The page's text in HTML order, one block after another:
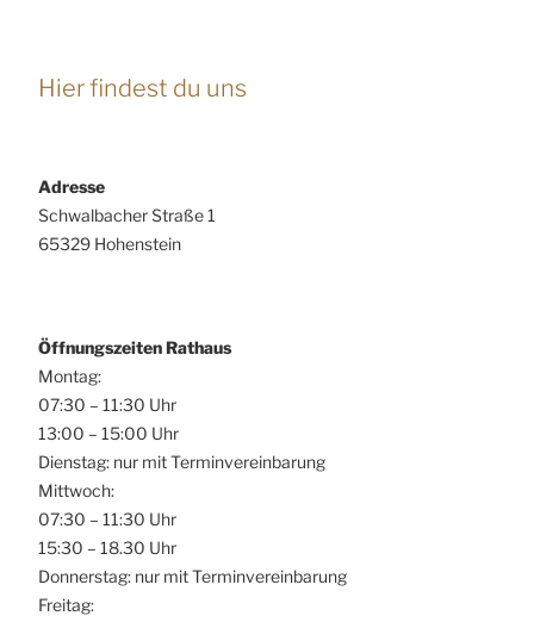
Hier findest du uns
Adresse
Schwalbacher Straße 1
65329 Hohenstein
Öffnungszeiten Rathaus
Montag:
07:30 – 11:30 Uhr
13:00 – 15:00 Uhr
Dienstag: nur mit Terminvereinbarung
Mittwoch:
07:30 – 11:30 Uhr
15:30 – 18.30 Uhr
Donnerstag: nur mit Terminvereinbarung
Freitag: